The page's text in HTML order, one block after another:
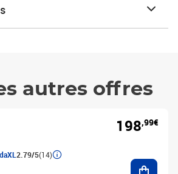
autres offres
2.79/5(14)
198,99€